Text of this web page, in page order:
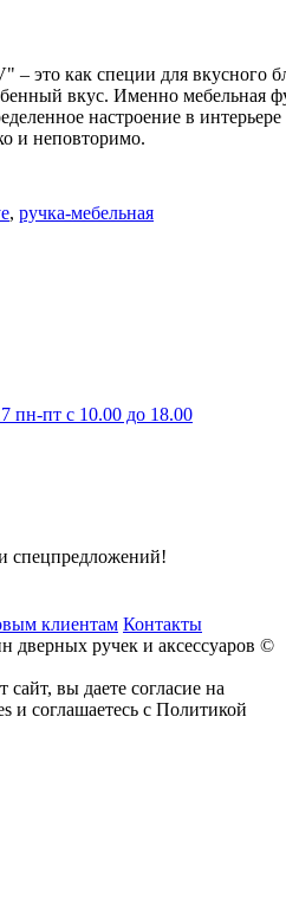
это как специи для вкусного
вкус. Именно мебельная
настроение в
и неповторимо.
, ручка-мебельная
пн-пт с 10.00 до 18.00
спецпредложений!
клиентам Контакты
дверных ручек и аксессуаров ©
сайт, вы даете согласие на
и соглашаетесь с Политикой